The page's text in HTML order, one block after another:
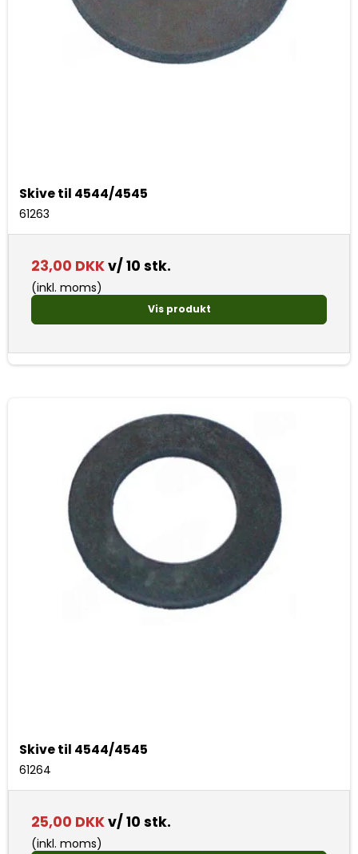
Skive til 4544/4545
61263
23,00 DKKv/ 10 stk.
(inkl. moms)
Vis produkt
Skive til 4544/4545
61264
25,00 DKKv/ 10 stk.
(inkl. moms)